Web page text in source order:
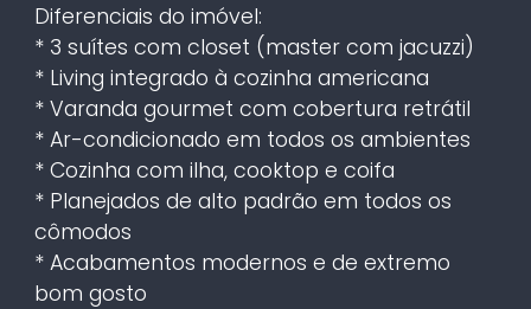
Diferenciais do imóvel:
* 3 suítes com closet (master com jacuzzi)
* Living integrado à cozinha americana
* Varanda gourmet com cobertura retrátil
* Ar-condicionado em todos os ambientes
* Cozinha com ilha, cooktop e coifa
* Planejados de alto padrão em todos os
cômodos
* Acabamentos modernos e de extremo
bom gosto